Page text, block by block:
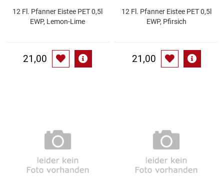
Schinken
12 Fl. Pfanner Eistee PET 0,5l
EWP, Lemon-Lime
21,00
12 Fl. Pfanner Eistee PET 0,5l
EWP, Pfirsich
21,00